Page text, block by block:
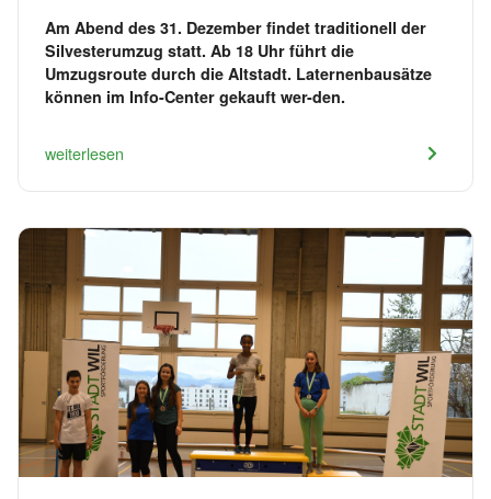
Am Abend des 31. Dezember findet traditionell der
Silvesterumzug statt. Ab 18 Uhr führt die
Umzugsroute durch die Altstadt. Laternenbausätze
können im Info-Center gekauft wer-den.
weiterlesen